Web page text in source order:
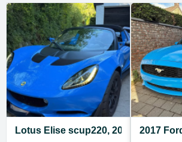
Lotus Elise scup220, 2015, 66000km
2017